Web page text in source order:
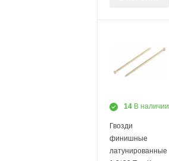
14 В наличии
Гвозди
финишные
латунированные